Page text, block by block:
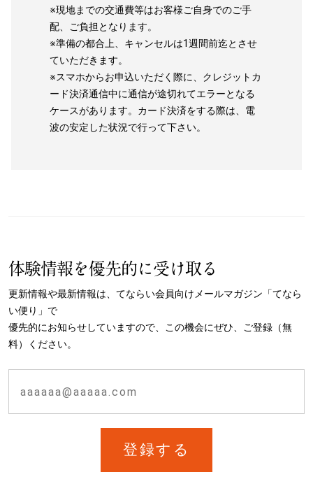
※現地までの交通費等はお客様ご自身でのご手
配、ご負担となります。
※準備の都合上、キャンセルは1週間前迄とさせ
ていただきます。
※スマホからお申込いただく際に、クレジットカ
ード決済通信中に通信が途切れてエラーとなる
ケースがあります。カード決済をする際は、電
波の安定した状況で行って下さい。
体験情報を優先的に受け取る
更新情報や最新情報は、てならい会員向けメールマガジン「てなら
い便り」で
優先的にお知らせしていますので、この機会にぜひ、ご登録（無
料）ください。
登録する